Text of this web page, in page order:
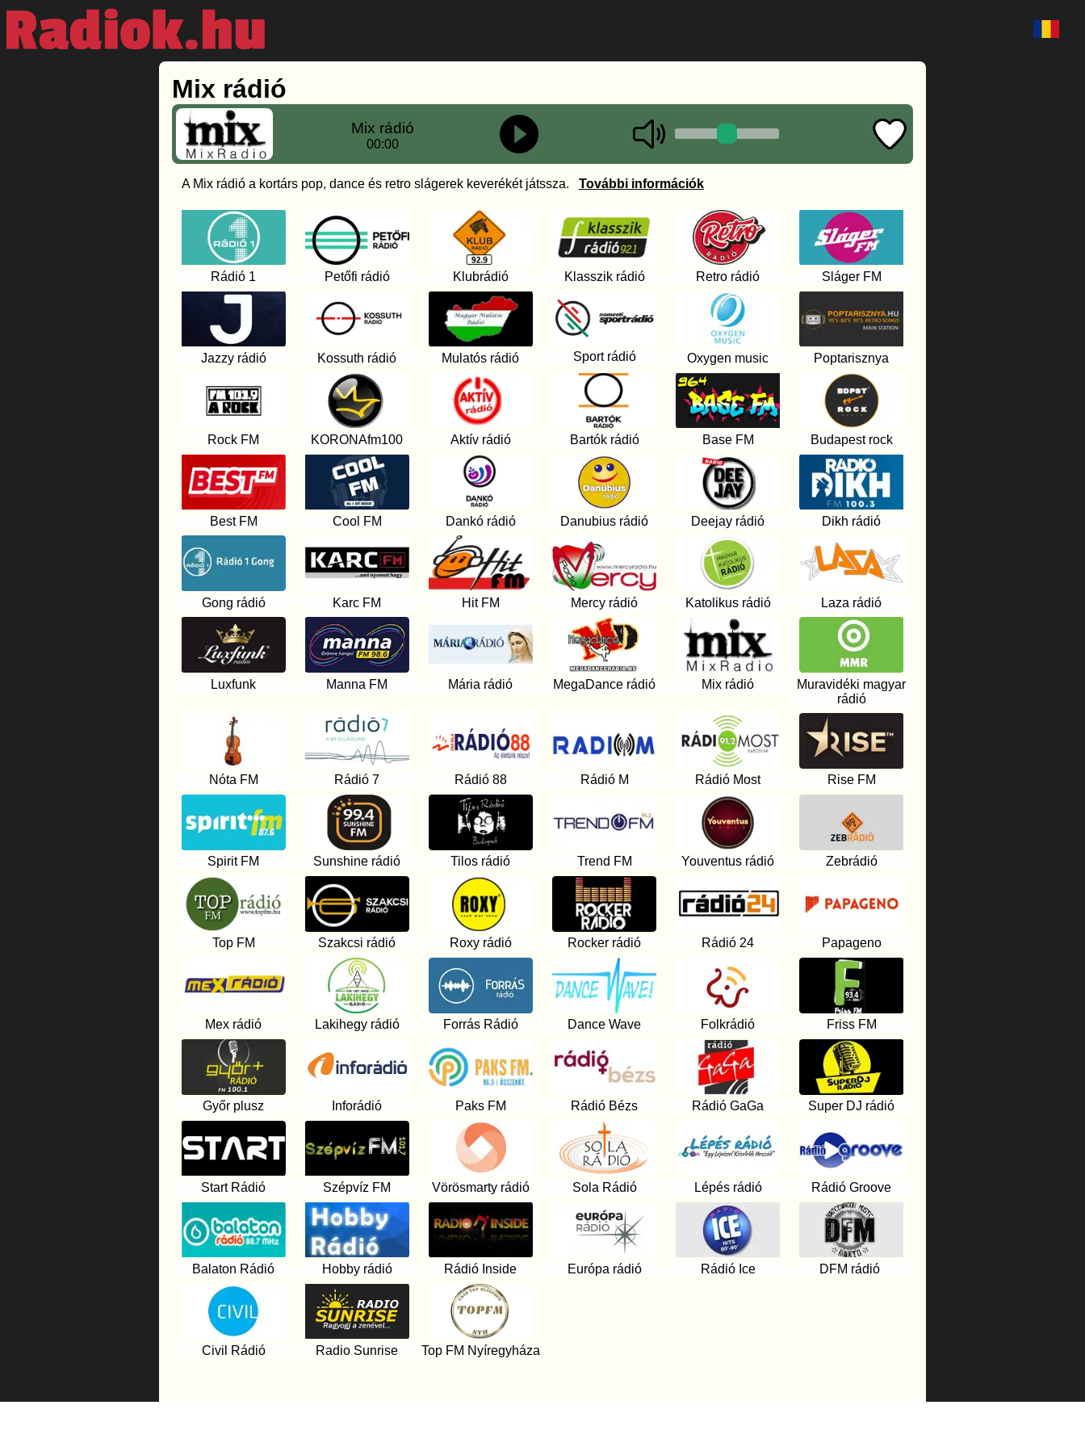
Mix rádió
Mix rádió
00:00
A Mix rádió a kortárs pop, dance és retro slágerek keverékét játssza. További információk
Rádió 1 Petőfi rádió Klubrádió Klasszik rádió Retro rádió Sláger FM
Jazzy rádió Kossuth rádió Mulatós rádió Sport rádió Oxygen music Poptarisznya
Rock FM KORONAfm100 Aktív rádió Bartók rádió Base FM Budapest rock
Best FM Cool FM Dankó rádió Danubius rádió Deejay rádió Dikh rádió
Gong rádió Karc FM Hit FM Mercy rádió Katolikus rádió Laza rádió
Luxfunk Manna FM Mária rádió MegaDance rádió Mix rádió
Muravidéki magyar
rádió
Nóta FM Rádió 7 Rádió 88 Rádió M Rádió Most Rise FM
Spirit FM Sunshine rádió Tilos rádió Trend FM Youventus rádió Zebrádió
Top FM Szakcsi rádió Roxy rádió Rocker rádió Rádió 24 Papageno
Mex rádió Lakihegy rádió Forrás Rádió Dance Wave Folkrádió Friss FM
Győr plusz Inforádió Paks FM Rádió Bézs Rádió GaGa Super DJ rádió
Start Rádió Szépvíz FM Vörösmarty rádió Sola Rádió Lépés rádió Rádió Groove
Balaton Rádió Hobby rádió Rádió Inside Európa rádió Rádió Ice DFM rádió
Civil Rádió Radio Sunrise Top FM Nyíregyháza